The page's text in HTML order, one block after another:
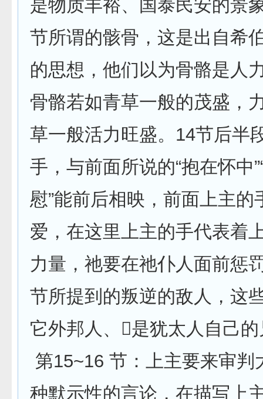
是物质丰裕、国泰民安的景
节所谓的骸骨，这是出自希
的思想，他们以为骨骼是人
骨骼若如青草一般的茂盛，
草一般活力旺盛。14节后半
手，与前面所说的“抱在怀中
慰”能前后相映，前面上主的
爱，在这里上主的手代表着
力量，祂要在祂仆人面前惩
节所提到的叛逆的敌人，这
它外邦人、是犹太人自己
第15~16 节：上主要来审判
种默示性的言论，在描写上